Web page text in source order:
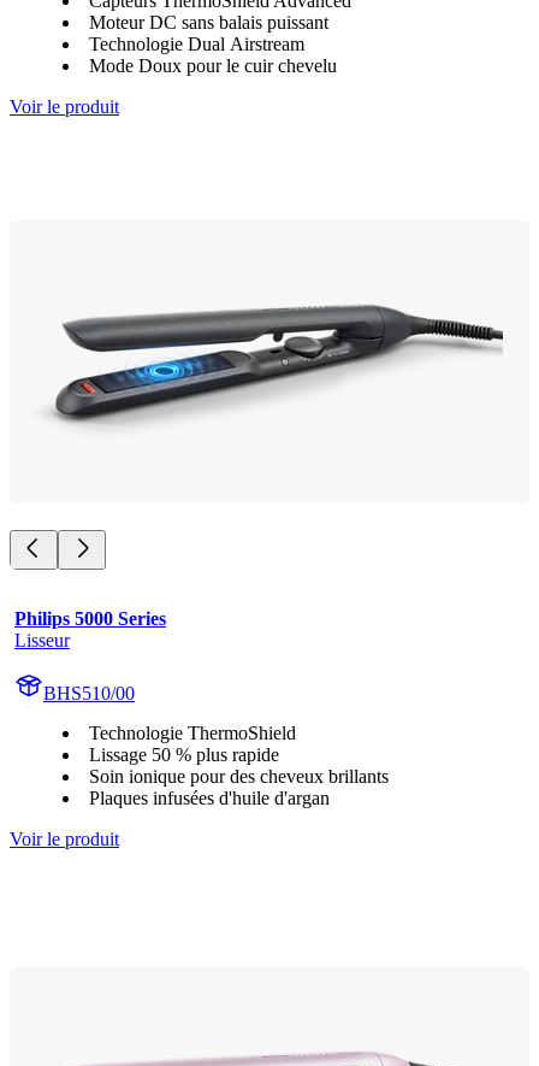
Moteur DC sans balais puissant
Technologie Dual Airstream
Mode Doux pour le cuir chevelu
Voir le produit
Philips 5000 Series
Lisseur
BHS510/00
Technologie ThermoShield
Lissage 50 % plus rapide
Soin ionique pour des cheveux brillants
Plaques infusées d'huile d'argan
Voir le produit